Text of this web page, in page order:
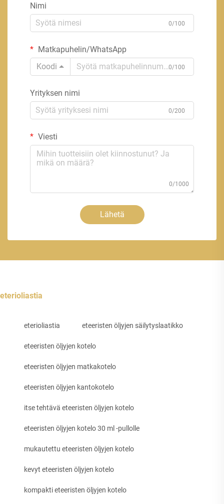
Nimi
0/100
Matkapuhelin/WhatsApp
Koodi
0/100
Yrityksen nimi
0/200
Viesti
0/1000
Lähetä
eterioliastia
eterioliastia eteeristen öljyjen säilytyslaatikko
eteeristen öljyjen kotelo
eteeristen öljyjen matkakotelo
eteeristen öljyjen kantokotelo
itse tehtävä eteeristen öljyjen kotelo
eteeristen öljyjen kotelo 30 ml -pullolle
mukautettu eteeristen öljyjen kotelo
kevyt eteeristen öljyjen kotelo
kompakti eteeristen öljyjen kotelo